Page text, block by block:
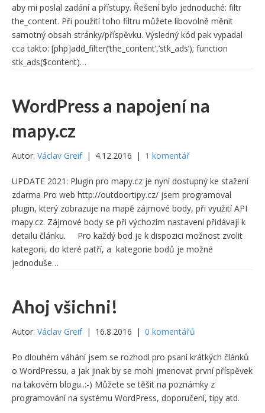
aby mi poslal zadání a přístupy. Řešení bylo jednoduché: filtr
the_content. Při použití toho filtru můžete libovolně měnit
samotný obsah stránky/příspěvku. Výsledný kód pak vypadal
cca takto: [php]add_filter(‘the_content’,’stk_ads’); function
stk_ads($content)…
WordPress a napojení na
mapy.cz
Autor: Václav Greif | 4.12.2016 | 1 komentář
UPDATE 2021: Plugin pro mapy.cz je nyní dostupný ke stažení
zdarma Pro web http://outdoortipy.cz/ jsem programoval
plugin, který zobrazuje na mapě zájmové body, při využití API
mapy.cz. Zájmové body se při výchozím nastavení přidávají k
detailu článku. Pro každý bod je k dispozici možnost zvolit
kategorii, do které patří, a kategorie bodů je možné
jednoduše…
Ahoj všichni!
Autor: Václav Greif | 16.8.2016 | 0 komentářů
Po dlouhém váhání jsem se rozhodl pro psaní krátkých článků
o WordPressu, a jak jinak by se mohl jmenovat první příspěvek
na takovém blogu..:-) Můžete se těšit na poznámky z
programování na systému WordPress, doporučení, tipy atd.